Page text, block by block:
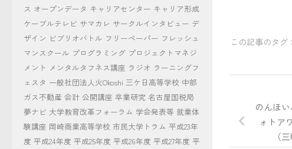
この記事のタグ：
のんほ
ォトア
（
ス オープンデータ キャリアセンター キャリア形成
ケーブルテレビ サマカレ サークルインタビュー デ
ザイン ビブリオバトル フリーペーパー フレッシュ
マンスクール プログラミング プロジェクトマネジ
メント メンタルタフネス講座 ラジオ ラーニングフ
ェスタ 一般社団法人火Okoshi 三ケ日高等学校 中部
ガス不動産 会計 公開講座 卒業研究 名古屋国税局
夢ナビ 大学教育改革フォーラム 学会発表等 就業体
験講座 岡崎商業高等学校 市民大学トラム 平成23年
度 平成24年度 平成25年度 平成26年度 平成27年度 平